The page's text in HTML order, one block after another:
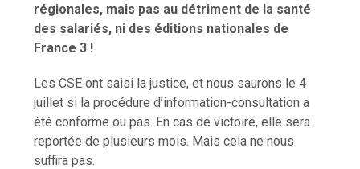
régionales, mais pas au détriment de la santé
des salariés, ni des éditions nationales de
France 3 !
Les CSE ont saisi la justice, et nous saurons le 4
juillet si la procédure d’information-consultation a
été conforme ou pas. En cas de victoire, elle sera
reportée de plusieurs mois. Mais cela ne nous
suffira pas.